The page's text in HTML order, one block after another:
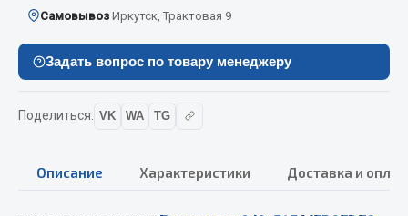
Показать ещё
Весь раздел
Смазочные материалы
Масла
Самовывоз Иркутск, Трактовая 9
Задать вопрос по товару менеджеру
Поделиться: VK WA TG
Описание Характеристики Доставка и